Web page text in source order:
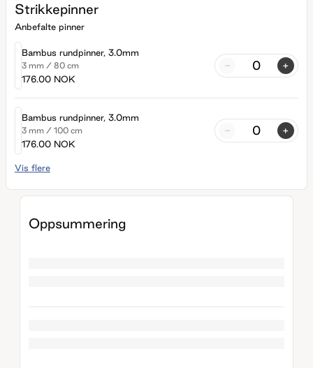
Strikkepinner
Anbefalte pinner
Bambus rundpinner, 3.0mm
3 mm / 80 cm
176.00 NOK
- +
Bambus rundpinner, 3.0mm
3 mm / 100 cm
176.00 NOK
- +
Vis flere
Oppsummering